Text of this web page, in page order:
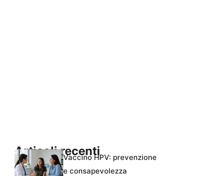
Articoli recentiVaccino HPV: prevenzione
e consapevolezza